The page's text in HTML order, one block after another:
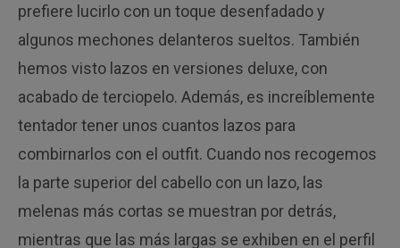
prefiere lucirlo con un toque desenfadado y
algunos mechones delanteros sueltos. También
hemos visto lazos en versiones deluxe, con
acabado de terciopelo. Además, es increíblemente
tentador tener unos cuantos lazos para
combirnarlos con el outfit. Cuando nos recogemos
la parte superior del cabello con un lazo, las
melenas más cortas se muestran por detrás,
mientras que las más largas se exhiben en el perfil